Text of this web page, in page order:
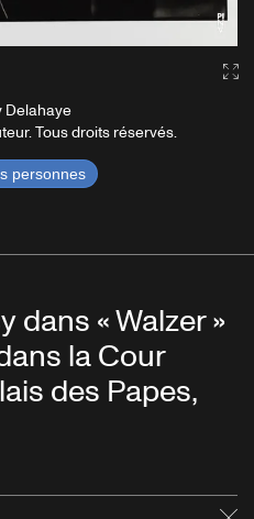
Delahaye
Tous droits réservés.
personnes
dans « Walzer »
la Cour
des Papes,